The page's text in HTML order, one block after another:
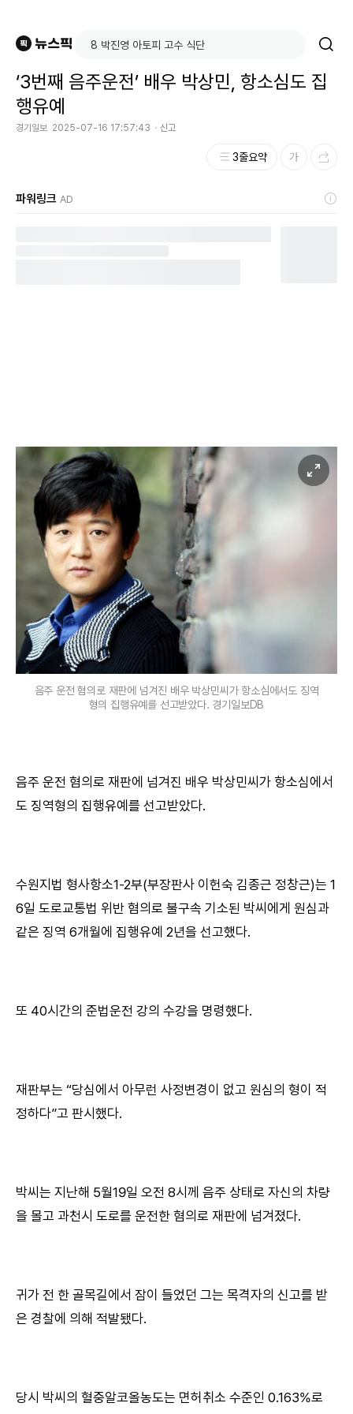
‘3번째 음주운전’ 배우 박상민, 항소심도 집
행유예
경기일보 2025-07-16 17:57:43 신고
3줄요약
파워링크 AD
음주 운전 혐의로 재판에 넘겨진 배우 박상민씨가 항소심에서도 징역
형의 집행유예를 선고받았다. 경기일보DB
음주 운전 혐의로 재판에 넘겨진 배우 박상민씨가 항소심에서
도 징역형의 집행유예를 선고받았다.
수원지법 형사항소1-2부(부장판사 이헌숙 김종근 정창근)는 1
6일 도로교통법 위반 혐의로 불구속 기소된 박씨에게 원심과
같은 징역 6개월에 집행유예 2년을 선고했다.
또 40시간의 준법운전 강의 수강을 명령했다.
재판부는 “당심에서 아무런 사정변경이 없고 원심의 형이 적
정하다”고 판시했다.
박씨는 지난해 5월19일 오전 8시께 음주 상태로 자신의 차량
을 몰고 과천시 도로를 운전한 혐의로 재판에 넘겨졌다.
귀가 전 한 골목길에서 잠이 들었던 그는 목격자의 신고를 받
은 경찰에 의해 적발됐다.
당시 박씨의 혈중알코올농도는 면허취소 수준인 0.163%로